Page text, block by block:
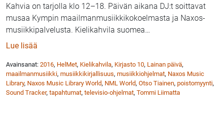
Kahvia on tarjolla klo 12–18. Päivän aikana DJ:t soittavat
musaa Kympin maailmanmusiikkikokoelmasta ja Naxos-
musiikkipalvelusta. Kielikahvila suomea…
Lue lisää
Avainsanat: 2016, HelMet, Kielikahvila, Kirjasto 10, Lainan päivä,
maailmanmusiikki, musiikkikirjallisuus, musiikkiohjelmat, Naxos Music
Library, Naxos Music Library World, NML World, Otso Tiainen, poistomyynti,
Sound Tracker, tapahtumat, televisio-ohjelmat, Tommi Liimatta